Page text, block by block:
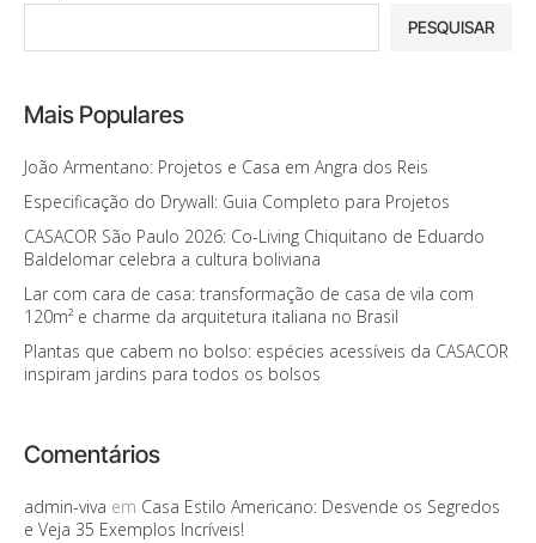
PESQUISAR
Mais Populares
João Armentano: Projetos e Casa em Angra dos Reis
Especificação do Drywall: Guia Completo para Projetos
CASACOR São Paulo 2026: Co-Living Chiquitano de Eduardo
Baldelomar celebra a cultura boliviana
Lar com cara de casa: transformação de casa de vila com
120m² e charme da arquitetura italiana no Brasil
Plantas que cabem no bolso: espécies acessíveis da CASACOR
inspiram jardins para todos os bolsos
Comentários
admin-viva em Casa Estilo Americano: Desvende os Segredos
e Veja 35 Exemplos Incríveis!